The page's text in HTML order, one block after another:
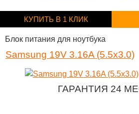
КУПИТЬ В 1 КЛИК
Блок питания для ноутбука
Samsung 19V 3.16A (5.5x3.0)
ГАРАНТИЯ 24